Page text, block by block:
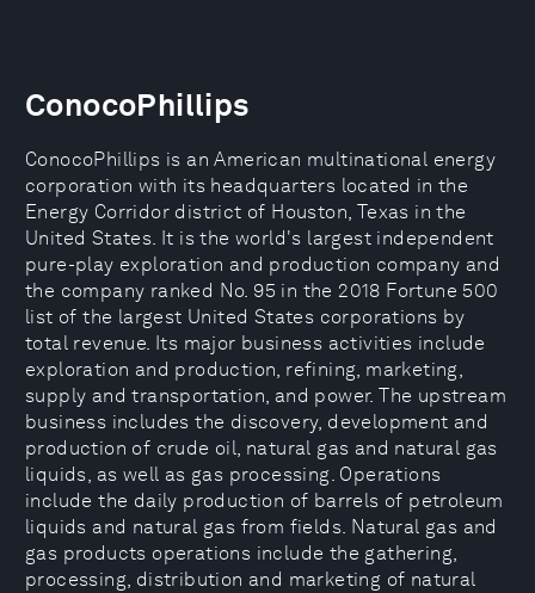
ConocoPhillips
ConocoPhillips is an American multinational energy
corporation with its headquarters located in the
Energy Corridor district of Houston, Texas in the
United States. It is the world's largest independent
pure-play exploration and production company and
the company ranked No. 95 in the 2018 Fortune 500
list of the largest United States corporations by
total revenue. Its major business activities include
exploration and production, refining, marketing,
supply and transportation, and power. The upstream
business includes the discovery, development and
production of crude oil, natural gas and natural gas
liquids, as well as gas processing. Operations
include the daily production of barrels of petroleum
liquids and natural gas from fields. Natural gas and
gas products operations include the gathering,
processing, distribution and marketing of natural